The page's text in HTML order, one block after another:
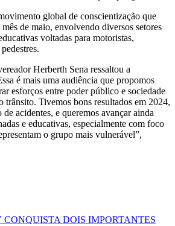
global de conscientização que
de maio, envolvendo diversos setores
voltadas para motoristas,
Herberth Sena ressaltou a
é mais uma audiência que propomos
esforços entre poder público e sociedade
trânsito. Tivemos bons resultados em 2024,
acidentes, e queremos avançar ainda
e educativas, especialmente com foco
o grupo mais vulnerável”,
DOIS IMPORTANTES